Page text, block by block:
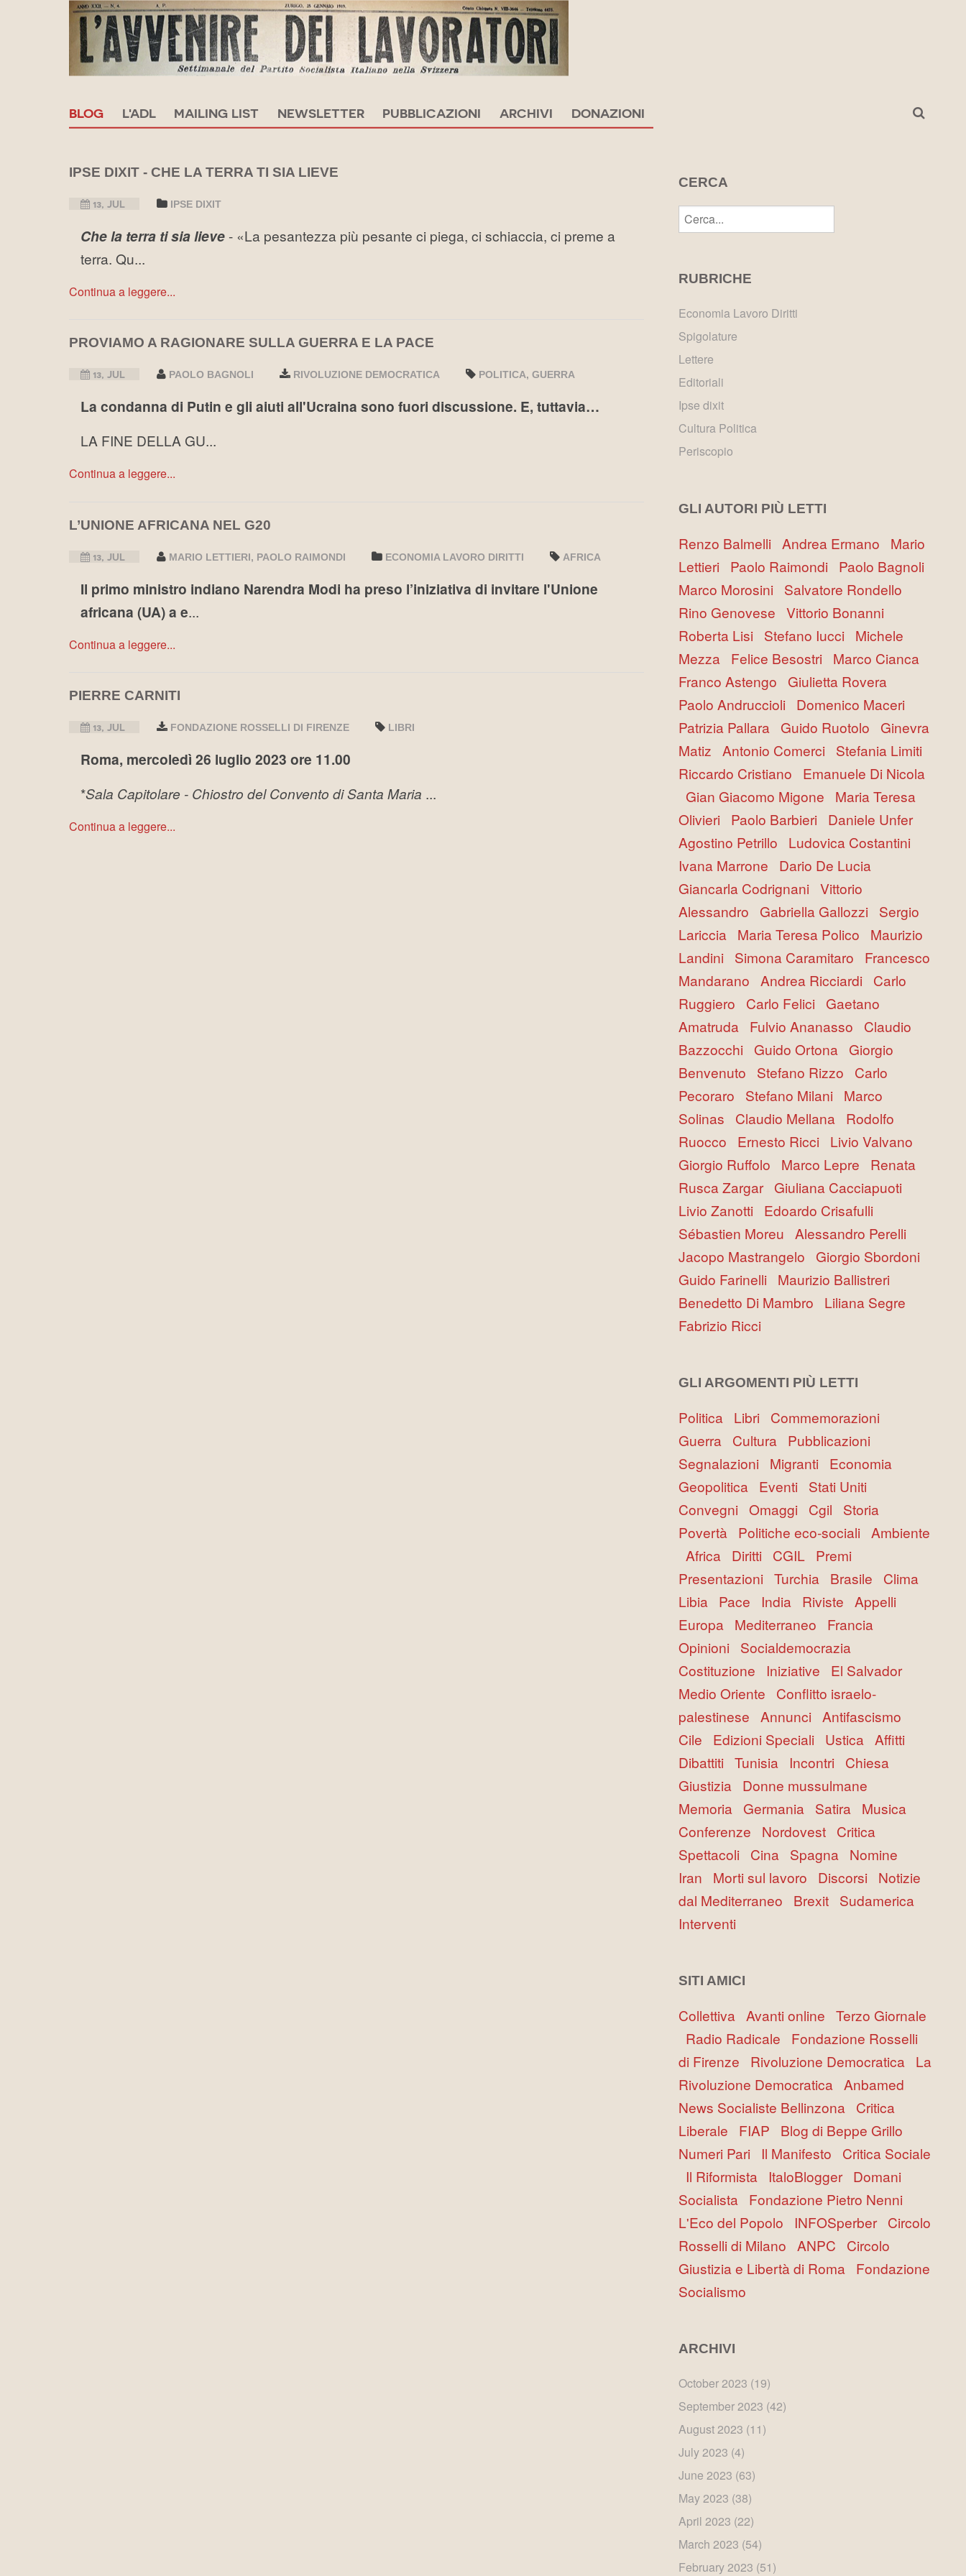
BLOG L'ADL MAILING LIST NEWSLETTER PUBBLICAZIONI ARCHIVI DONAZIONI
IPSE DIXIT - CHE LA TERRA TI SIA LIEVE
13, JUL IPSE DIXIT
Che la terra ti sia lieve - «La pesantezza più pesante ci piega, ci schiaccia, ci preme a
terra. Qu...
Continua a leggere...
PROVIAMO A RAGIONARE SULLA GUERRA E LA PACE
13, JUL PAOLO BAGNOLI RIVOLUZIONE DEMOCRATICA POLITICA GUERRA
La condanna di Putin e gli aiuti all'Ucraina sono fuori discussione. E, tuttavia…
LA FINE DELLA GU...
Continua a leggere...
L’UNIONE AFRICANA NEL G20
13, JUL MARIO LETTIERI PAOLO RAIMONDI ECONOMIA LAVORO DIRITTI AFRICA
Il primo ministro indiano Narendra Modi ha preso l’iniziativa di invitare l'Unione
africana (UA) a e...
Continua a leggere...
PIERRE CARNITI
13, JUL FONDAZIONE ROSSELLI DI FIRENZE LIBRI
Roma, mercoledì 26 luglio 2023 ore 11.00
*Sala Capitolare - Chiostro del Convento di Santa Maria ...
Continua a leggere...
CERCA
RUBRICHE
Economia Lavoro Diritti
Spigolature
Lettere
Editoriali
Ipse dixit
Cultura Politica
Periscopio
GLI AUTORI PIÙ LETTI
Renzo Balmelli Andrea Ermano
Mario
Lettieri Paolo Raimondi Paolo Bagnoli
Marco Morosini Salvatore Rondello
Rino Genovese Vittorio Bonanni
Roberta Lisi Stefano Iucci Michele
Mezza Felice Besostri Marco Cianca
Franco Astengo
Giulietta Rovera
Paolo Andruccioli Domenico Maceri
Patrizia Pallara Guido Ruotolo
Ginevra
Matiz Antonio Comerci Stefania Limiti
Riccardo Cristiano
Emanuele Di Nicola
Gian Giacomo Migone
Maria Teresa
Olivieri Paolo Barbieri Daniele Unfer
Agostino Petrillo
Ludovica Costantini
Ivana Marrone
Dario De Lucia
Giancarla Codrignani Vittorio
Alessandro
Gabriella Gallozzi Sergio
Lariccia Maria Teresa Polico
Maurizio
Landini Simona Caramitaro
Francesco
Mandarano Andrea Ricciardi Carlo
Ruggiero
Carlo Felici Gaetano
Amatruda Fulvio Ananasso
Claudio
Bazzocchi Guido Ortona Giorgio
Benvenuto
Stefano Rizzo
Carlo
Pecoraro
Stefano Milani Marco
Solinas
Claudio Mellana Rodolfo
Ruocco
Ernesto Ricci Livio Valvano
Giorgio Ruffolo
Marco Lepre
Renata
Rusca Zargar Giuliana Cacciapuoti
Livio Zanotti Edoardo Crisafulli
Sébastien Moreu Alessandro Perelli
Jacopo Mastrangelo
Giorgio Sbordoni
Guido Farinelli Maurizio Ballistreri
Benedetto Di Mambro
Liliana Segre
Fabrizio Ricci
GLI ARGOMENTI PIÙ LETTI
Politica Libri Commemorazioni
Guerra Cultura Pubblicazioni
Segnalazioni Migranti Economia
Geopolitica Eventi Stati Uniti
ConvegniOmaggi Cgil Storia
Povertà Politiche eco-socialiAmbiente
Africa Diritti CGIL Premi
PresentazioniTurchia Brasile Clima
Libia Pace India RivisteAppelli
Europa Mediterraneo Francia
Opinioni Socialdemocrazia
Costituzione Iniziative El Salvador
Medio Oriente Conflitto israelo-
palestineseAnnunciAntifascismo
Cile Edizioni Speciali UsticaAffitti
DibattitiTunisia Incontri Chiesa
Giustizia Donne mussulmane
Memoria Germania Satira Musica
Conferenze Nordovest Critica
Spettacoli Cina Spagna Nomine
Iran Morti sul lavoro Discorsi Notizie
dal Mediterraneo Brexit Sudamerica
Interventi
SITI AMICI
CollettivaAvanti onlineTerzo Giornale
Radio Radicale Fondazione Rosselli
di Firenze Rivoluzione Democratica La
Rivoluzione DemocraticaAnbamed
News Socialiste Bellinzona Critica
Liberale FIAP Blog di Beppe Grillo
Numeri Pari Il Manifesto Critica Sociale
Il Riformista ItaloBlogger Domani
Socialista Fondazione Pietro Nenni
L'Eco del Popolo INFOSperber Circolo
Rosselli di MilanoANPC Circolo
Giustizia e Libertà di Roma Fondazione
Socialismo
ARCHIVI
October 2023 (19)
September 2023 (42)
August 2023 (11)
July 2023 (4)
June 2023 (63)
May 2023 (38)
April 2023 (22)
March 2023 (54)
February 2023 (51)